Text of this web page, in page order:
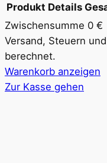
Produkte
im
Warenkorb
Produkt Details
Zwischensumme 0 €
Versand, Steuern
berechnet.
Warenkorb anzeigen
Zur Kasse gehen